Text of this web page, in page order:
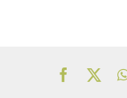
Facebook